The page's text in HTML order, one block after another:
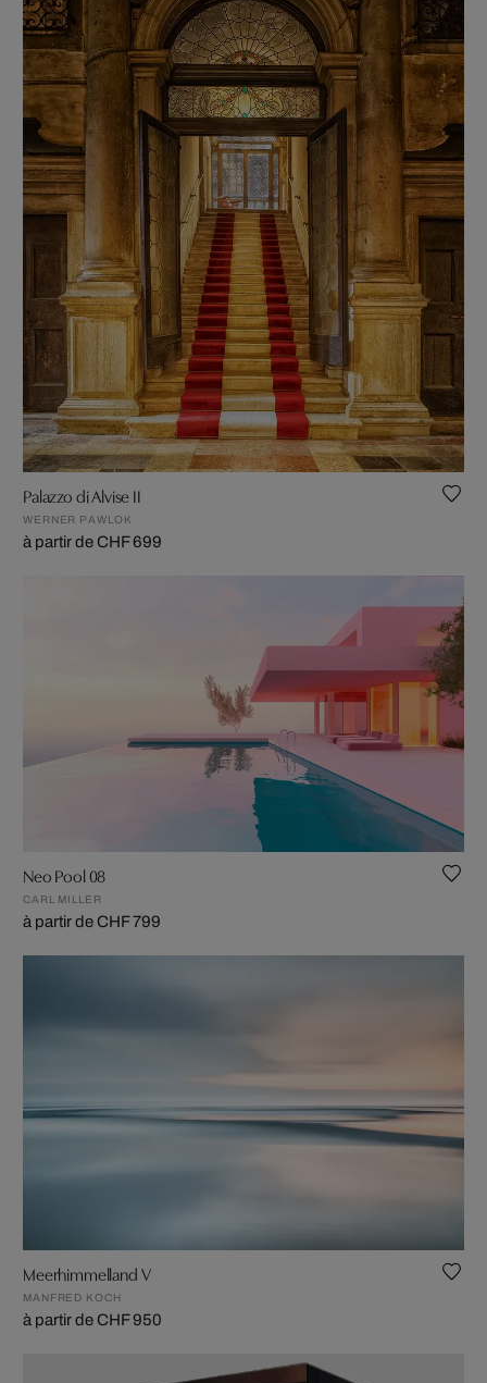
Palazzo di Alvise II
WERNER PAWLOK
à partir de CHF 699
Neo Pool 08
CARL MILLER
à partir de CHF 799
Meerhimmelland V
MANFRED KOCH
à partir de CHF 950